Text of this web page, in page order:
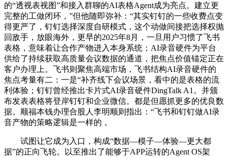
的“透视表视图”和接入群聊的AI表格Agent成为亮点。建立更
完整的工做闭环，”但他随即弥补：“其实钉钉的一些收费点变
得更严了，钉钉选择深度自研模式，这个动做间接把选择权抛
回敌手，放眼海外，更早的2025年8月，一旦用户习惯了飞书
表格，意味着让合作产物进入本身系统；AI录音硬件为平台
供给了持续获取高质量会议数据的通道，把焦点价值锚定正在
客户办理上。飞书则聚焦高端市场，飞书结构AI录音硬件的
焦点考量有二：一是“补齐线下会议场景，看中的是表格的流
利体验；钉钉曾经推出卡片式AI录音硬件DingTalk A1。并颁
布发表表格将登岸钉钉和企业微信。都是但愿抓更多的优良数
据。顺福本钱办理合股人李明顺则指出：“飞书和钉钉做AI录
音产物的策略逻辑是一样的，
试图让它成为入口，构成“数据—模子—体验—更大都
据”的正向飞轮。以至推出了能够于APP运转的Agent OS架